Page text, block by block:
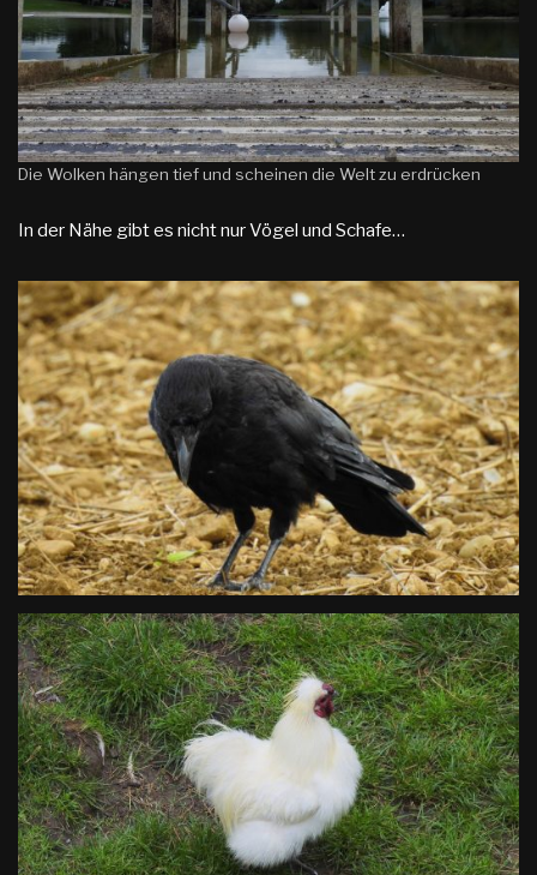
Die Wolken hängen tief und scheinen die Welt zu erdrücken
In der Nähe gibt es nicht nur Vögel und Schafe…